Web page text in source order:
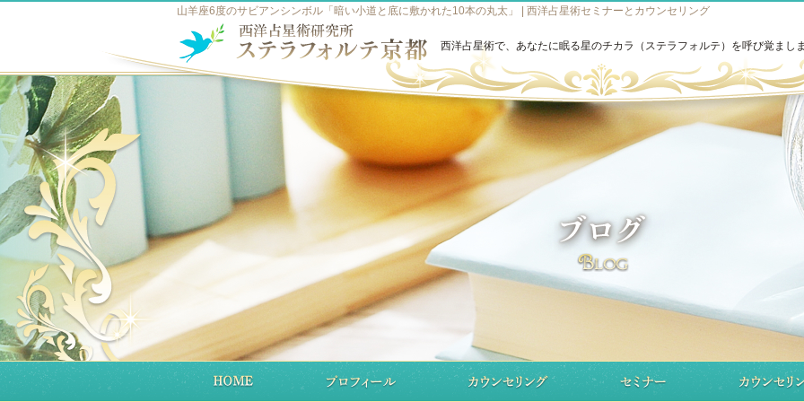
山羊座6度のサビアンシンボル「暗い小道と底に敷かれた10本の丸太」 | 西洋占星術セミナーとカウンセリング
西洋占星術で、あなたに眠る星のチカラ（ステラフォルテ）を呼び覚まし